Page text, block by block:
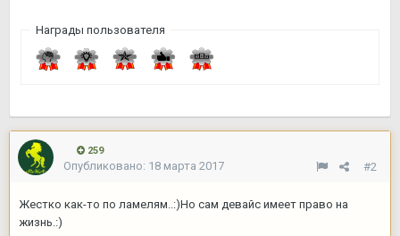
Награды пользователя
259
#2
Опубликовано: 18 марта 2017
Жестко как-то по ламелям..:)Но сам девайс имеет право на
жизнь.:)